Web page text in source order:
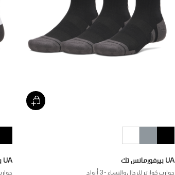
UA بيرفورمانس تك
جوارب كوارتر للرجال والنساء - 3 أزواج
UA بيرفورمانس تك